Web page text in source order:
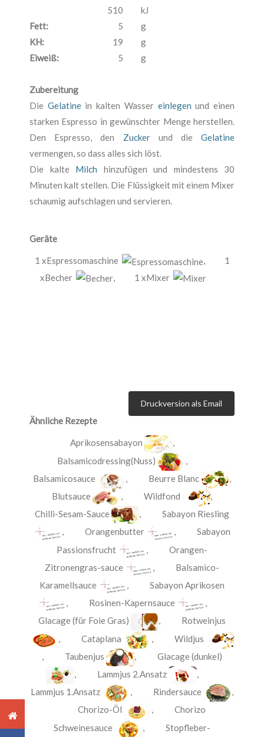
510
kJ
Fett:
5
g
KH:
19
g
Eiweiß:
5 g
Zubereitung
Die Gelatinein kalten Wasser einlegen und einen
starken Espresso in gewünschter Menge herstellen.
Den Espresso, den Zuckerund die Gelatine
vermengen, so dass alles sich löst.
Die kalte Milch hinzufügen und mindestens 30
Minuten kalt stellen. Die Flüssigkeit mit einem Mixer
schaumig aufschlagen und servieren.
Geräte
1 xEspressomaschine ,
1
xBecher
, 1 xMixer
Druckversion als Email
Ähnliche Rezepte
Aprikosensabayon
,
Balsamicodressing(Nuss)
,
Balsamicosauce
, Beurre Blanc
,
Blutsauce
, Wildfond
,
Chilli-Sesam-Sauce
,Sabayon Riesling
, Orangenbutter ,Sabayon
Passionsfrucht
, Orangen-
Zitronengras-sauce
, Balsamico-
Karamellsauce
, Sabayon Aprikosen
, Rosinen-Kapernsauce
,
Glacage (für Foie Gras)
, Rotweinjus
,Cataplana , Wildjus
, Taubenjus , Glacage (dunkel)
, Lammjus 2.Ansatz
,
Lammjus 1.Ansatz
, Rindersauce
,
Chorizo-Öl
,Chorizo
Schweinesauce
, Stopfleber-